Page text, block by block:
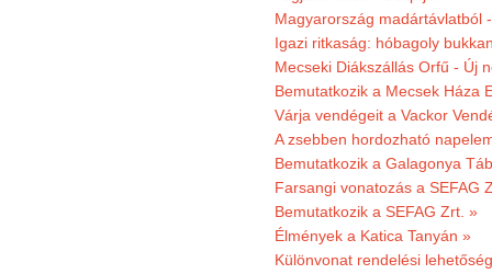
Magyarország madártávlatból
Igazi ritkaság: hóbagoly
Mecseki Diákszállás Orfű - Új
Bemutatkozik a Mecsek Háza
Várja vendégeit a Vackor
A zsebben hordozható
Bemutatkozik a Galagonya
Farsangi vonatozás a SEFAG
Bemutatkozik a SEFAG Zrt. »
Élmények a Katica Tanyán »
Különvonat rendelési